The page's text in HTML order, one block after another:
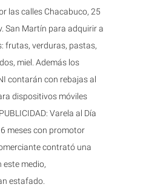
las calles Chacabuco, 25
San Martín para adquirir a
frutas, verduras, pastas,
miel. Además los
contarán con rebajas al
dispositivos móviles
Varela al Día
meses con promotor
contrató una
este medio,
estafado.